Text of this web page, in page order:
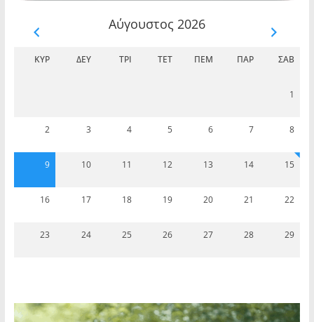
Αύγουστος 2026
ΚΥΡ ΔΕΥ ΤΡΊ ΤΕΤ ΠΈΜ ΠΑΡ ΣΆΒ
1
2 3 4 5 6 7 8
9 10 11 12 13 14 15
16 17 18 19 20 21 22
23 24 25 26 27 28 29